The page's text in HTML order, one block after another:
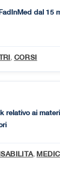
dal 15
, CORSI
relativo ai
,